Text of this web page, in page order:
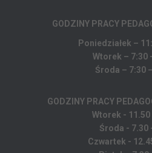
GODZINY PRACY
Poniedziałek –
Wtorek – 7:30
Środa – 7:30
GODZINY PRACY
Wtorek - 11.50
Środa - 7.30
Czwartek -